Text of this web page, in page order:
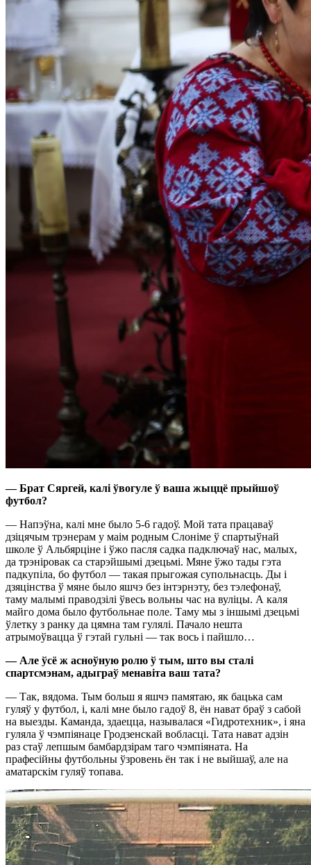
— Брат Сяргей, калі ўвогуле ў ваша жыццё прыйшоў
футбол?
— Напэўна, калі мне было 5-6 гадоў. Мой тата працаваў
дзіцячым трэнерам у маім родным Слоніме ў спартыўнай
школе ў Альбярціне і ўжо пасля садка падключаў нас, малых,
да трэніровак са старэйшымі дзецьмі. Мяне ўжо тады гэта
падкупіла, бо футбол — такая прыгожая супольнасць. Ды і
дзяцінства ў мяне было яшчэ без інтэрнэту, без тэлефонаў,
таму малымі праводзілі ўвесь вольны час на вуліцы. А каля
майго дома было футбольнае поле. Таму мы з іншымі дзецьмі
ўлетку з ранку да цямна там гулялі. Пачало нешта
атрымоўвацца ў гэтай гульні — так вось і пайшло…
— Але ўсё ж асноўную ролю ў тым, што вы сталі
спартсмэнам, адыграў менавіта ваш тата?
— Так, вядома. Тым больш я яшчэ памятаю, як бацька сам
гуляў у футбол, і, калі мне было гадоў 8, ён нават браў з сабой
на выезды. Каманда, здаецца, называлася «Гидротехник», і яна
гуляла ў чэмпіянаце Гродзенскай вобласці. Тата нават адзін
раз стаў лепшым бамбардзірам таго чэмпіяната. На
прафесійны футбольны ўзровень ён так і не выйшаў, але на
аматарскім гуляў топава.